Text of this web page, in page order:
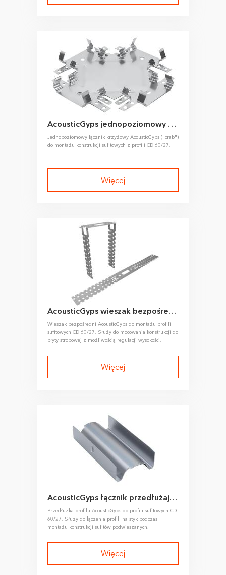
AcousticGyps jednopoziomowy akustyczny łącznik krzyżowy (crab) do CD 60/27
Jednopoziomowy łącznik krzyżowy AcousticGyps ("crab")
do montażu konstrukcji sufitowych z profili CD 60/27.
Więcej
AcousticGyps wieszak bezpośredni do CD 60/27
Wieszak bezpośredni AcousticGyps do montażu profili
sufitowych CD 60/27. Służy do mocowania konstrukcji do
płyty stropowej z możliwością regulacji wysokości.
Więcej
AcousticGyps łącznik przedłużający do CD 60/27
Przedłużka profilu AcousticGyps do profili sufitowych CD
60/27. Służy do łączenia profili na styk podczas
montażu konstrukcji sufitów podwieszanych.
Więcej